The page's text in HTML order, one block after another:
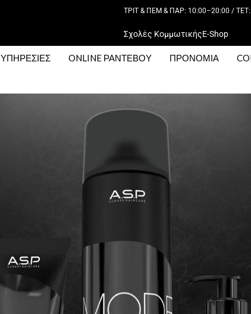
ΤΡΙΤ & ΠΕΜ & ΠΑΡ: 10:00–20:00 /
Σχολές ΚομμωτικήςE-Shop
ΥΠΗΡΕΣΙΕΣ ONLINE ΡΑΝΤΕΒΟΥ ΠΡΟΝΟΜΙΑ